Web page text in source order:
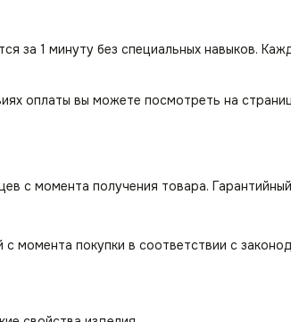
за 1 минуту без специальных навыков.
оплаты вы можете посмотреть на
с момента получения товара.
момента покупки в соответствии с